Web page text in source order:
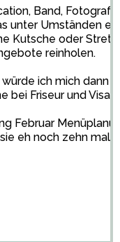
Band, Fotograf,
unter Umständen
Kutsche oder
reinholen.
ich mich dann
bei Friseur und
Februar
eh noch zehn mal